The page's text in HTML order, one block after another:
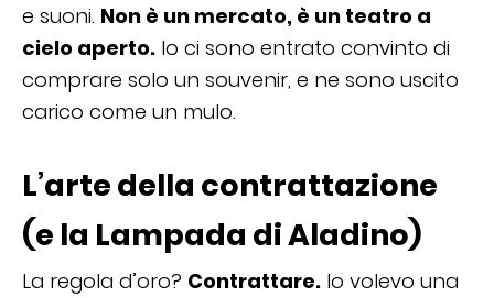
e suoni. Non è un mercato, è un teatro a
cielo aperto. Io ci sono entrato convinto di
comprare solo un souvenir, e ne sono uscito
carico come un mulo.
L’arte della contrattazione
(e la Lampada di Aladino)
La regola d’oro? Contrattare. Io volevo una